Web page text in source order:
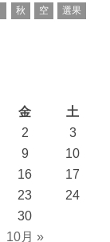
秋 空
選果
金 土
10月 »
2
3
9
10
16
17
23
24
30